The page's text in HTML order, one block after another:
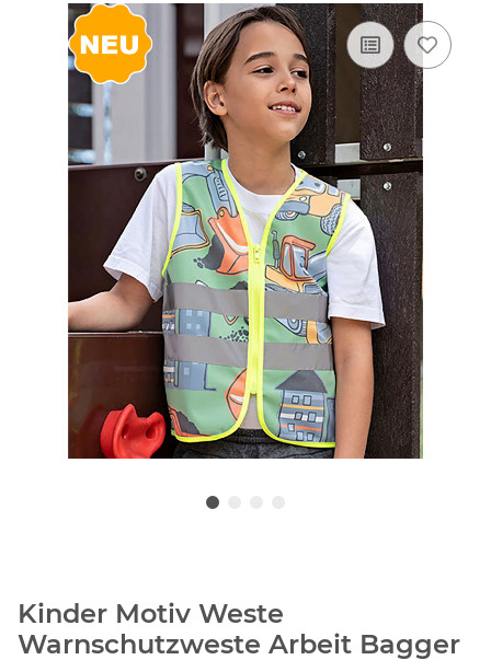
Kinder Motiv Weste
Warnschutzweste Arbeit Bagger